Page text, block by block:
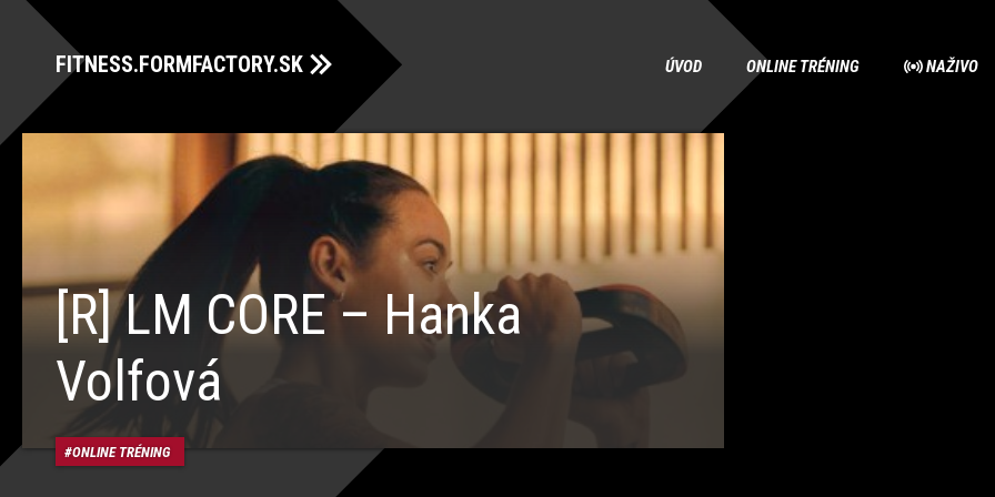
FITNESS.FORMFACTORY.SK ÚVOD ONLINE TRÉNING NAŽIVO
[R] LM CORE – Hanka
Volfová
ONLINE TRÉNING